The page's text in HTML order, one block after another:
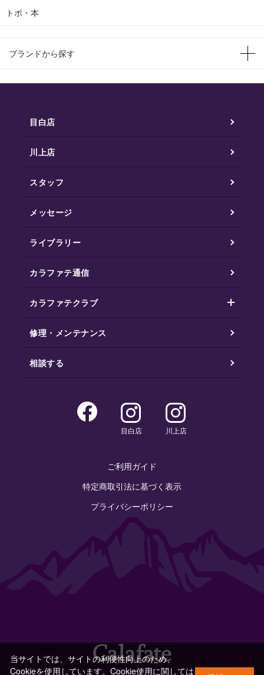
トポ・本
ブランドから探す
目白店
川上店
スタッフ
メッセージ
ライブラリー
カラファテ通信
カラファテクラブ
修理・メンテナンス
相談する
目白店 川上店
ご利用ガイド
特定商取引法に基づく表示
プライバシーポリシー
当サイトでは、サイトの利便性向上のため、
Cookieを使用しています。Cookie使用に関しては